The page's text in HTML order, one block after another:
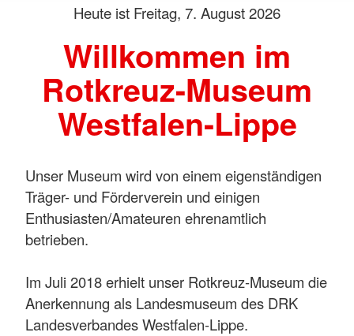
Heute ist Freitag, 7. August 2026
Willkommen im
Rotkreuz-Museum
Westfalen-Lippe
Unser Museum wird von einem eigenständigen
Träger- und Förderverein und einigen
Enthusiasten/Amateuren ehrenamtlich
betrieben.
Im Juli 2018 erhielt unser Rotkreuz-Museum die
Anerkennung als Landesmuseum des DRK
Landesverbandes Westfalen-Lippe.